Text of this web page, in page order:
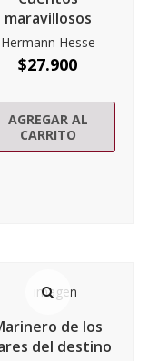
maravillosos
Hermann Hesse
$27.900
AGREGAR AL
CARRITO
de los
del destino